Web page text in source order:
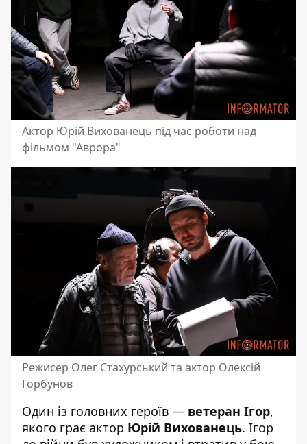
Актор Юрій Вихованець під час роботи над
фільмом "Аврора"
Режисер Олег Стахурський та актор Олексій
Горбунов
Один із головних героїв — ветеран Ігор,
якого грає актор Юрій Вихованець. Ігор